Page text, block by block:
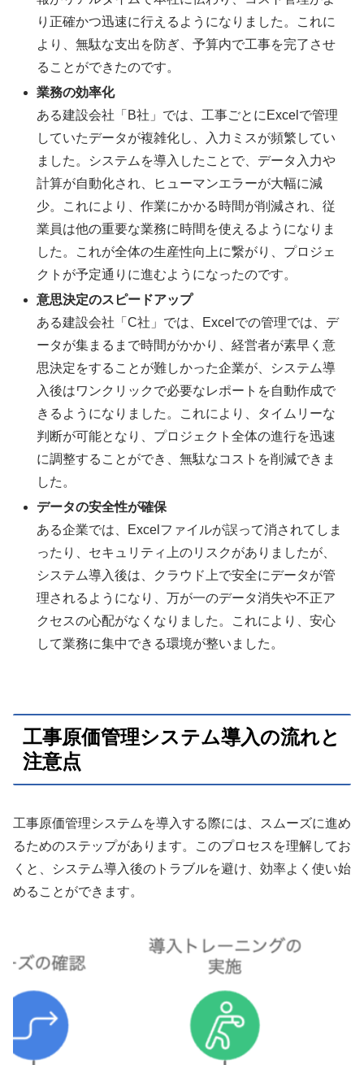
り正確かつ迅速に行えるようになりました。これに
より、無駄な支出を防ぎ、予算内で工事を完了させ
ることができたのです。
業務の効率化
ある建設会社「B社」では、工事ごとにExcelで管理
していたデータが複雑化し、入力ミスが頻繁してい
ました。システムを導入したことで、データ入力や
計算が自動化され、ヒューマンエラーが大幅に減
少。これにより、作業にかかる時間が削減され、従
業員は他の重要な業務に時間を使えるようになりま
した。これが全体の生産性向上に繋がり、プロジェ
クトが予定通りに進むようになったのです。
意思決定のスピードアップ
ある建設会社「C社」では、Excelでの管理では、デ
ータが集まるまで時間がかかり、経営者が素早く意
思決定をすることが難しかった企業が、システム導
入後はワンクリックで必要なレポートを自動作成で
きるようになりました。これにより、タイムリーな
判断が可能となり、プロジェクト全体の進行を迅速
に調整することができ、無駄なコストを削減できま
した。
データの安全性が確保
ある企業では、Excelファイルが誤って消されてしま
ったり、セキュリティ上のリスクがありましたが、
システム導入後は、クラウド上で安全にデータが管
理されるようになり、万が一のデータ消失や不正ア
クセスの心配がなくなりました。これにより、安心
して業務に集中できる環境が整いました。
工事原価管理システム導入の流れと
注意点
工事原価管理システムを導入する際には、スムーズに進め
るためのステップがあります。このプロセスを理解してお
くと、システム導入後のトラブルを避け、効率よく使い始
めることができます。